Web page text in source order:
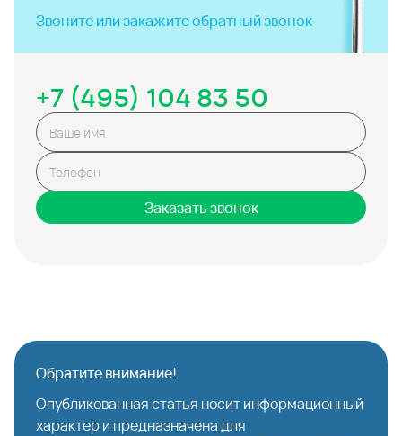
Звоните или закажитеобратный звонок
+7 (495) 104 83 50
Заказать звонок
Обратите внимание!
Опубликованная статья носит информационный
характер и предназначена для